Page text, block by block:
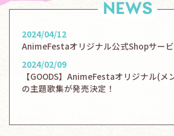
NEWS
2024/04/12
AnimeFestaオリジナル公式Shopサー
2024/02/09
【GOODS】AnimeFestaオリジナル(メ
の主題歌集が発売決定！